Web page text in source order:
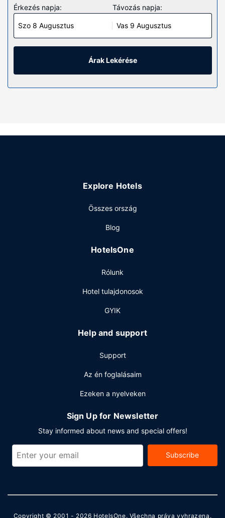
Helyezze magát kényelembe a(z) 17 légkondicionált
szoba egyikében, melyekben síkképernyős televízió is
található. Kapcsolatban maradhat barátaival,
családtagjaival, vagy éppen üzleti ügyeit intézheti, hiszen
a szobákban ingyenes vezeték nélküli internet-hozzáférés
is elérhető. Valamennyi fürdőszobában van fürdőkád vagy
dohányzóhely.
biztosított a helyszínen.
Érkezés napja:
Szo 8 Augusztus
Távozás napja:
Vas 9 Augusztus
Árak Lekérése
Explore Hotels
Összes ország
Blog
HotelsOne
Rólunk
Hotel tulajdonosok
GYIK
Help and support
Support
Az én foglalásaim
Ezeken a nyelveken
Sign Up for Newsletter
Stay informed about news and special offers!
Subscribe
Copyright © 2001 - 2026 HotelsOne. Všechna práva vyhrazena.